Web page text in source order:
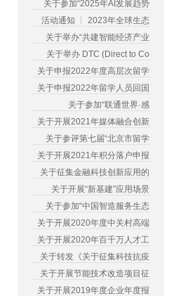
关于参加“2025年AI发展趋势
活动通知 ┆ 2023年全球生态
关于举办“共建智能经济产业
关于举办 DTC (Direct to Co
关于申报2022年度高层次留学
关于申报2022年留学人员回国
关于参加“联通世界·感
关于开展2021年媒体融合创新
关于参评第七届“北京市留学
关于开展2021年积分落户申报
关于征集金融科技创新应用的
关于开展“新基建”应用场景
关于参加“中国智造服务生态
关于开展2020年度中关村高端
关于开展2020年百千万人才工
关于转发《关于征集科技抗疫
关于开展节能技术改造项目征
关于开展2019年度企业年度报